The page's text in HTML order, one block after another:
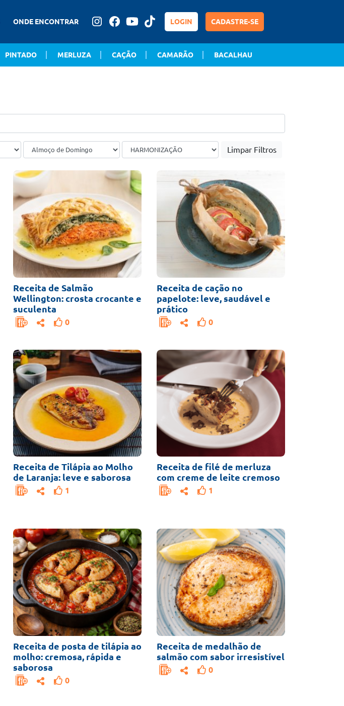
ONDE ENCONTRAR LOGIN CADASTRE-SE
PINTADO MERLUZA CAÇÃO CAMARÃO BACALHAU
Limpar Filtros
Receita de Salmão
Wellington: crosta crocante e
suculenta
0
Receita de cação no
papelote: leve, saudável e
prático
0
Receita de Tilápia ao Molho
de Laranja: leve e saborosa
1
Receita de filé de merluza
com creme de leite cremoso
1
Receita de posta de tilápia ao
molho: cremosa, rápida e
saborosa
0
Receita de medalhão de
salmão com sabor irresistível
0